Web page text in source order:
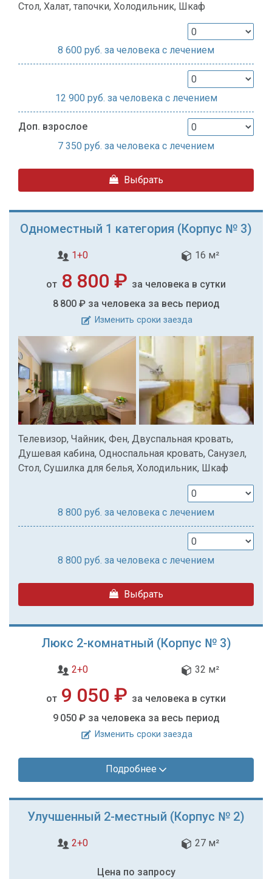
Стол, Халат, тапочки, Холодильник, Шкаф
8 600 руб. за человека с лечением
12 900 руб. за человека с лечением
Доп. взрослое
7 350 руб. за человека с лечением
Выбрать
Одноместный 1 категория (Корпус № 3)
1+0 16 м²
от 8 800 ₽ за человека в сутки
8 800 ₽ за человека за весь период
Изменить сроки заезда
Телевизор, Чайник, Фен, Двуспальная кровать,
Душевая кабина, Односпальная кровать, Санузел,
Стол, Сушилка для белья, Холодильник, Шкаф
8 800 руб. за человека с лечением
8 800 руб. за человека с лечением
Выбрать
Люкс 2-комнатный (Корпус № 3)
2+0 32 м²
от 9 050 ₽ за человека в сутки
9 050 ₽ за человека за весь период
Изменить сроки заезда
Подробнее
Улучшенный 2-местный (Корпус № 2)
2+0 27 м²
Цена по запросу